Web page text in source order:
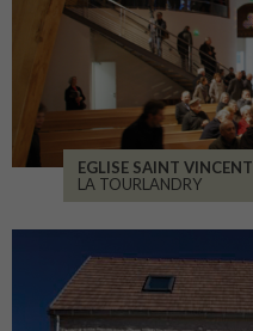
EGLISE SAINT VINCENT
LA TOURLANDRY